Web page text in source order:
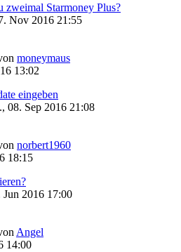
zweimal Starmoney Plus?
Nov 2016 21:55
moneymaus
13:02
eingeben
08. Sep 2016 21:08
norbert1960
18:15
2016 17:00
Angel
14:00